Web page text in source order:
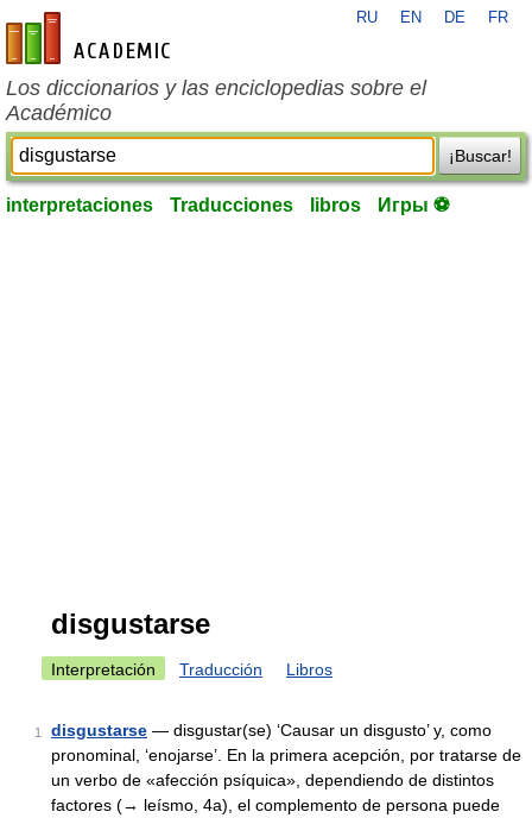
es-academic.com
RU EN DE FR
Los diccionarios y las enciclopedias sobre el
Académico
¡Buscar!
interpretaciones Traducciones libros Игры ⚽
disgustarse
Interpretación Traducción Libros
1 disgustarse — disgustar(se) ‘Causar un disgusto’ y, como
pronominal, ‘enojarse’. En la primera acepción, por tratarse de
un verbo de «afección psíquica», dependiendo de distintos
factores (→ leísmo, 4a), el complemento de persona puede